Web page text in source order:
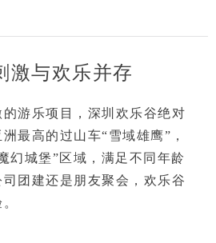
与欢乐并存
游乐项目
，深圳欢乐谷绝对
最高的过山车“雪域雄鹰”，
幻城堡”区域，满足不同年龄
司团建还是 朋友聚会 ，欢乐谷